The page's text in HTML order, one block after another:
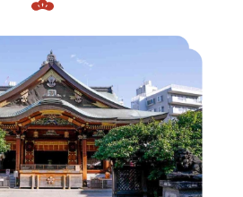
て最適な会場をご紹介します。